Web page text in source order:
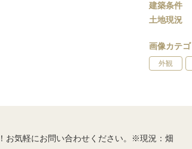
建築条件
土地現況
画像カテゴ
外観
お気軽にお問い合わせください。※現況：畑